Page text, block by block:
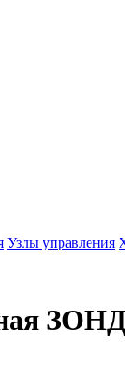
Узлы управления